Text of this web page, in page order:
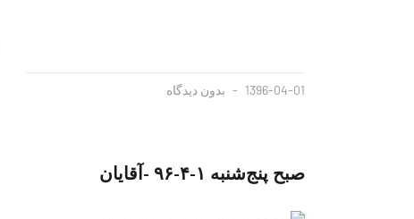
1396-04-01 بدون دیدگاه
صبح پنج‌شنبه ١-۴-٩۶ -آقایان